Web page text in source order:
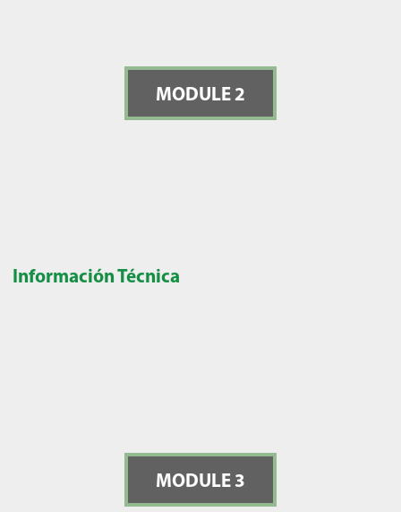
MODULE 2
Información Técnica
MODULE 3